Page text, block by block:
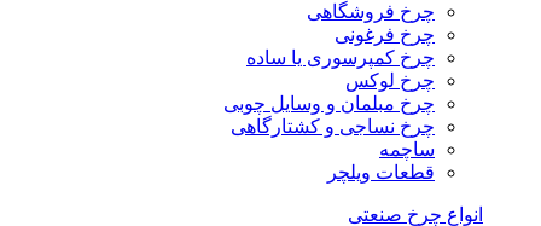
چرخ فروشگاهی
چرخ فرغونی
چرخ کمپرسوری یا ساده
چرخ لوکس
چرخ مبلمان و وسایل چوبی
چرخ نساجی و کشتارگاهی
ساچمه
قطعات ویلچر
انواع چرخ صنعتی